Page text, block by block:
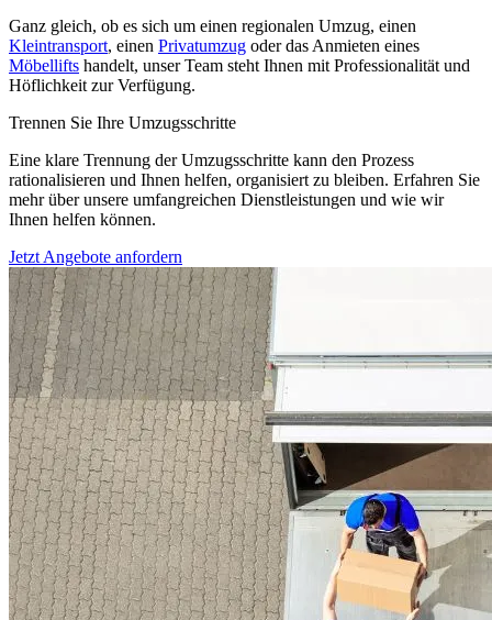
Ganz gleich, ob es sich um einen regionalen Umzug, einen
Kleintransport, einen Privatumzug oder das Anmieten eines
Möbellifts handelt, unser Team steht Ihnen mit Professionalität und
Höflichkeit zur Verfügung.
Trennen Sie Ihre Umzugsschritte
Eine klare Trennung der Umzugsschritte kann den Prozess
rationalisieren und Ihnen helfen, organisiert zu bleiben. Erfahren Sie
mehr über unsere umfangreichen Dienstleistungen und wie wir
Ihnen helfen können.
Jetzt Angebote anfordern